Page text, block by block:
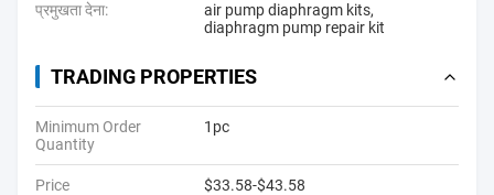
प्रमुखता देना: air pump diaphragm kits,
diaphragm pump repair kit
TRADING PROPERTIES
Minimum Order
Quantity
1pc
Price $33.58-$43.58